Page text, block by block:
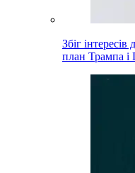
Збіг
план Трампа і